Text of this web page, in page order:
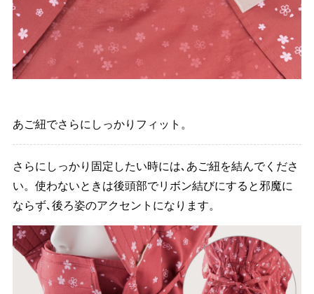
あご紐でさらにしっかりフィット。
さらにしっかり固定したい時には､あご紐を結んでくださ
い。使わないときは後頭部でリボン結びにすると邪魔に
ならず､後ろ姿のアクセントになります。